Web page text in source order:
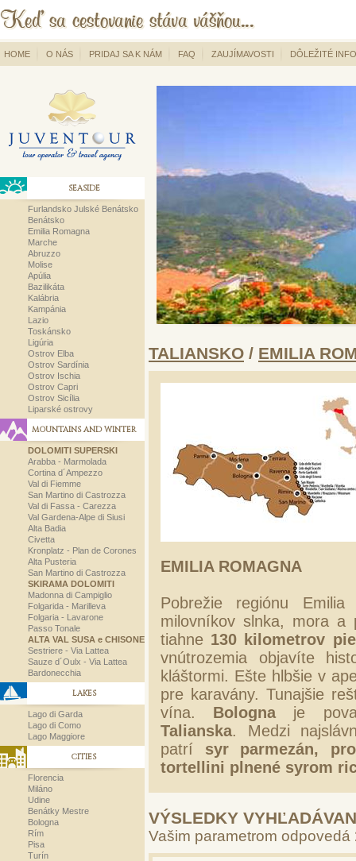
HOME O NÁS PRIDAJ SA K NÁM FAQ ZAUJÍMAVOSTI DÔLEŽITÉ
SEASIDE
Furlandsko Julské Benátsko
Benátsko
Emilia Romagna
Marche
Abruzzo
Molise
Apúlia
Bazilikáta
Kalábria
Kampánia
Lazio
Toskánsko
Ligúria
Ostrov Elba
Ostrov Sardínia
Ostrov Ischia
Ostrov Capri
Ostrov Sicília
Liparské ostrovy
MOUNTAINS AND WINTER
DOLOMITI SUPERSKI
Arabba - Marmolada
Cortina d´Ampezzo
Val di Fiemme
San Martino di Castrozza
Val di Fassa - Carezza
Val Gardena-Alpe di Siusi
Alta Badia
Civetta
Kronplatz - Plan de Corones
Alta Pusteria
San Martino di Castrozza
SKIRAMA DOLOMITI
Madonna di Campiglio
Folgarida - Marilleva
Folgaria - Lavarone
Passo Tonale
ALTA VAL SUSA e CHISONE
Sestriere - Via Lattea
Sauze d´Oulx - Via Lattea
Bardonecchia
LAKES
Lago di Garda
Lago di Como
Lago Maggiore
CITIES
Florencia
Miláno
Udine
Benátky Mestre
Bologna
Rím
Pisa
Turín
TALIANSKO / EMILIA
EMILIA ROMAGNA
Pobrežie regiónu
milovníkov slnka, mora a
tiahne 130 kilometrov
vnútrozemia objavíte
kláštormi. Ešte hlbšie v
pre karavány. Tunajšie
vína. Bolognaje
Talianska. Medzi
patrí syr parmezán,
tortellini plnené syrom
VÝSLEDKY
Vašim parametrom odpovedá